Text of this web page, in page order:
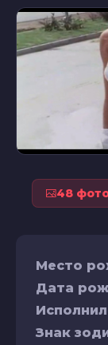
48
Место
Дата
Знак